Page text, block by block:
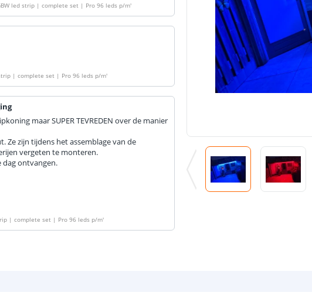
led strip | complete set | Pro 96 leds p/m'
| complete set | Pro 96 leds p/m'
maar SUPER TEVREDEN over de manier
Ze zijn tijdens het assemblage van de
vergeten te monteren.
dag ontvangen.
| complete set | Pro 96 leds p/m'